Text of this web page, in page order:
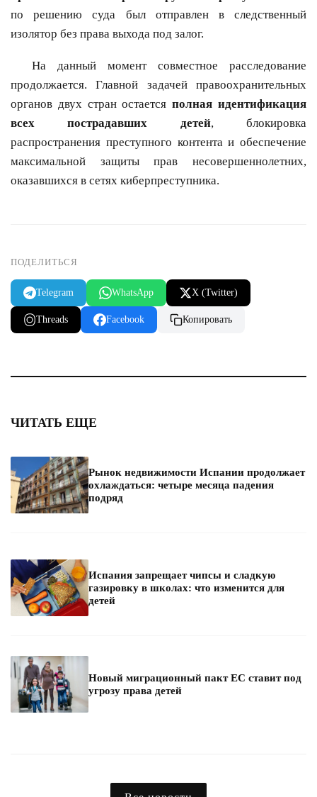
по решению суда был отправлен в следственный
изолятор без права выхода под залог.
На данный момент совместное расследование
продолжается. Главной задачей правоохранительных
органов двух стран остаетсяполная идентификация
всех пострадавших детей, блокировка
распространения преступного контента и обеспечение
максимальной защиты прав несовершеннолетних,
оказавшихся в сетях киберпреступника.
ПОДЕЛИТЬСЯ
Telegram WhatsApp X (Twitter)
Threads Facebook Копировать
ЧИТАТЬ ЕЩЕ
Рынок недвижимости Испании продолжает
охлаждаться: четыре месяца падения
подряд
Испания запрещает чипсы и сладкую
газировку в школах: что изменится для
детей
Новый миграционный пакт ЕС ставит под
угрозу права детей